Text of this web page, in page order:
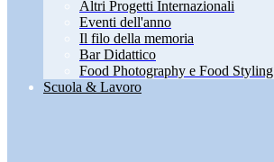
Altri Progetti Internazionali
Eventi dell'anno
Il filo della memoria
Bar Didattico
Food Photography e Food Styling
Scuola & Lavoro